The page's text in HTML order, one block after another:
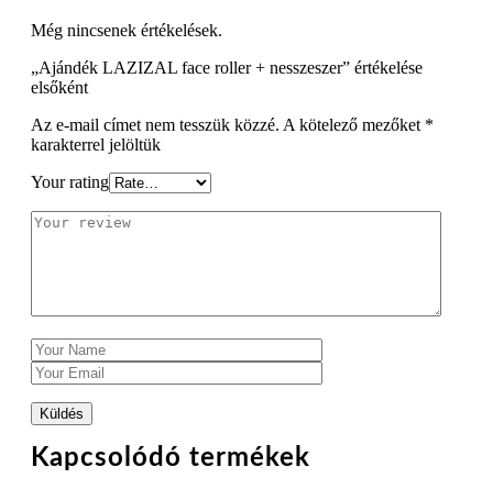
Még nincsenek értékelések.
„Ajándék LAZIZAL face roller + nesszeszer” értékelése
elsőként
Az e-mail címet nem tesszük közzé. A kötelező mezőket *
karakterrel jelöltük
Your rating
Kapcsolódó termékek